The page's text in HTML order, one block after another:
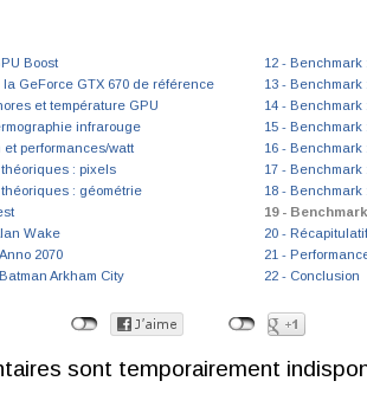
Boost
la GeForce GTX 670 de référence
et température GPU
infrarouge
et performances/watt
: pixels
: géométrie
Wake
2070
Arkham City
12 -
13 - Benchmark
14 - Benchmark
15 - Benchmark
16 - Benchmark
17 - Benchmark
18 -
19 -
20 -
21 -
22 - Conclusion
sont temporairement